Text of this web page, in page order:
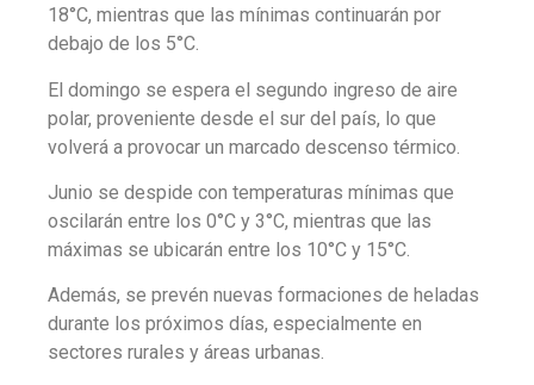
18°C, mientras que las mínimas continuarán por
debajo de los 5°C.
El domingo se espera el segundo ingreso de aire
polar, proveniente desde el sur del país, lo que
volverá a provocar un marcado descenso térmico.
Junio se despide con temperaturas mínimas que
oscilarán entre los 0°C y 3°C, mientras que las
máximas se ubicarán entre los 10°C y 15°C.
Además, se prevén nuevas formaciones de heladas
durante los próximos días, especialmente en
sectores rurales y áreas urbanas.